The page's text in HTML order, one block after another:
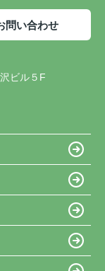
問い合わせ
ビル５F